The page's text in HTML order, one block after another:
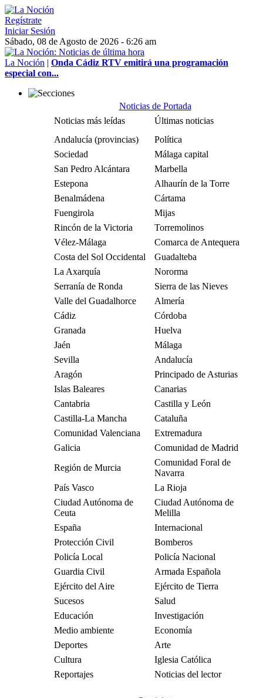
Regístrate
Iniciar Sesión
Sábado, 08 de Agosto de 2026 - 6:26 am
La Noción | Onda Cádiz RTV emitirá una programación
especial con...
Noticias de Portada
Noticias más leídas
Últimas noticias
Andalucía (provincias)
Política
Sociedad
Málaga capital
San Pedro Alcántara
Marbella
Estepona
Alhaurín de la Torre
Benalmádena
Cártama
Fuengirola
Mijas
Rincón de la Victoria
Torremolinos
Vélez-Málaga
Comarca de Antequera
Costa del Sol Occidental
Guadalteba
La Axarquía
Nororma
Serranía de Ronda
Sierra de las Nieves
Valle del Guadalhorce
Almería
Cádiz
Córdoba
Granada
Huelva
Jaén
Málaga
Sevilla
Andalucía
Aragón
Principado de Asturias
Islas Baleares
Canarias
Cantabria
Castilla y León
Castilla-La Mancha
Cataluña
Comunidad Valenciana
Extremadura
Galicia
Comunidad de Madrid
Región de Murcia
Comunidad Foral de
Navarra
País Vasco
La Rioja
Ciudad Autónoma de
Ceuta
Ciudad Autónoma de
Melilla
España
Internacional
Protección Civil
Bomberos
Policía Local
Policía Nacional
Guardia Civil
Armada Española
Ejército del Aire
Ejército de Tierra
Sucesos
Salud
Educación
Investigación
Medio ambiente
Economía
Deportes
Arte
Cultura
Iglesia Católica
Reportajes
Noticias del lector